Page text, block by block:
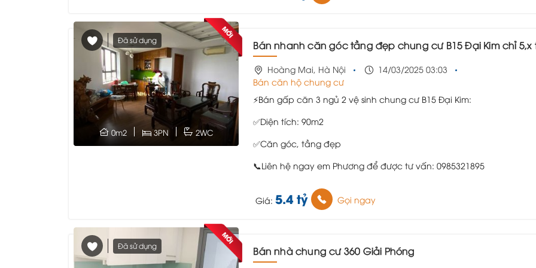
Đã sử dụng
0m2 3PN 2WC
Bán nhanh căn góc tầng đẹp chung cư B15 Đại Kim chỉ 5,x tỷ đồng vào ở
Hoàng Mai, Hà Nội
14/03/2025 03:03
Bán căn hộ chung cư
⚡Bán gấp căn 3 ngủ 2 vệ sinh chung cư B15 Đại Kim:
✅Diện tích: 90m2
✅Căn góc, tầng đẹp
📞Liên hệ ngay em Phương để được tư vấn: 0985321895
Giá:5.4 tỷ Gọi ngay
Đã sử dụng Bán nhà chung cư 360 Giải Phóng